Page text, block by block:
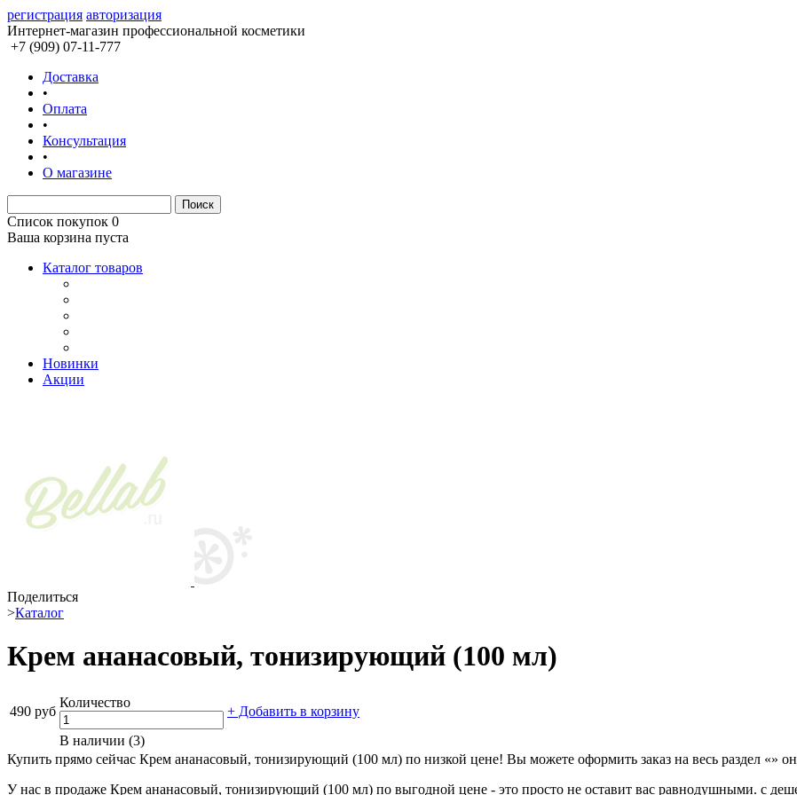
регистрация авторизация
Интернет-магазин профессиональной косметики
+7 (909) 07-11-777
Доставка
•
Оплата
•
Консультация
•
О магазине
Список покупок 0
Ваша корзина пуста
Каталог товаров
Новинки
Акции
Поделиться
>Каталог
Крем ананасовый, тонизирующий (100 мл)
490 руб
Количество
+ Добавить в корзину
В наличии (3)
Купить прямо сейчас Крем ананасовый, тонизирующий (100 мл) по низкой цене! Вы можете оформить заказ на весь раздел «»
У нас в продаже Крем ананасовый, тонизирующий (100 мл) по выгодной цене - это просто не оставит вас равнодушными. с